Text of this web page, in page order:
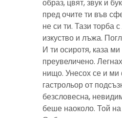
образ, цвят, звук и
пред очите ти във
не си ти. Тази торба
изкуство и лъжа.
И ти осиротя, каза
преувеличено.
нищо. Унесох се и
гастрольор от
безсловесна,
беше наоколо. Той